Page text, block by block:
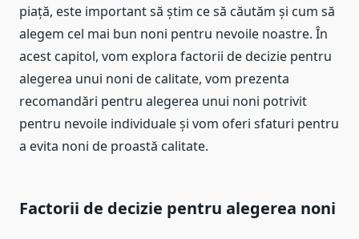
piață, este important să știm ce să căutăm și cum să
alegem cel mai bun noni pentru nevoile noastre. În
acest capitol, vom explora factorii de decizie pentru
alegerea unui noni de calitate, vom prezenta
recomandări pentru alegerea unui noni potrivit
pentru nevoile individuale și vom oferi sfaturi pentru
a evita noni de proastă calitate.
Factorii de decizie pentru alegerea noni